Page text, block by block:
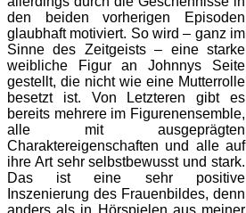
den beiden vorherigen Episoden
glaubhaft motiviert. So wird – ganz im
Sinne des Zeitgeists – eine starke
weibliche Figur an Johnnys Seite
gestellt, die nicht wie eine Mutterrolle
besetzt ist. Von Letzteren gibt es
bereits mehrere im Figurenensemble,
alle mit ausgeprägten
Charaktereigenschaften und alle auf
ihre Art sehr selbstbewusst und stark.
Das ist eine sehr positive
Inszenierung des Frauenbildes, denn